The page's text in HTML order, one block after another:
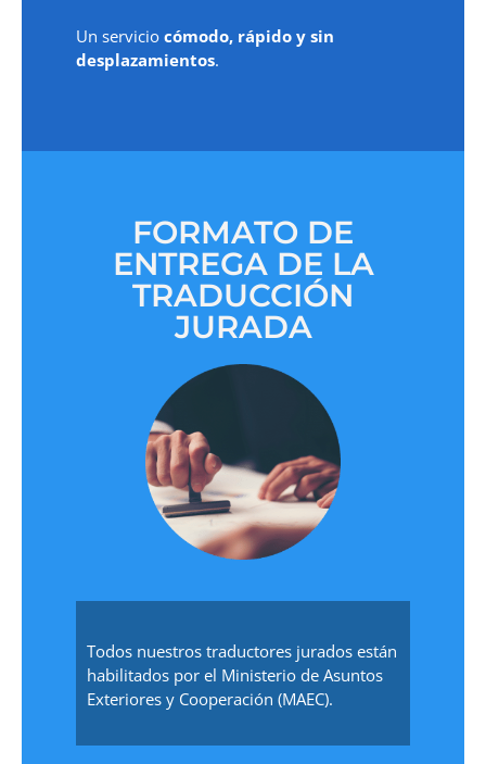
Un servicio cómodo, rápido y sin
desplazamientos.
FORMATO DE
ENTREGA DE LA
TRADUCCIÓN
JURADA
Todos nuestros traductores jurados están
habilitados por el Ministerio de Asuntos
Exteriores y Cooperación (MAEC).